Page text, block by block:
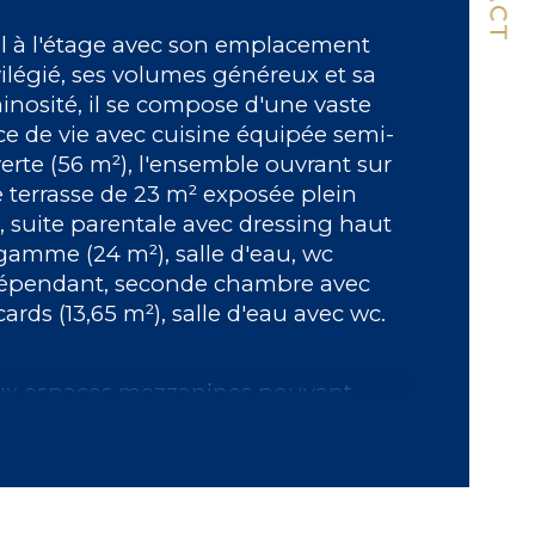
de niveaux
à l'étage avec son emplacement
ses volumes généreux et sa
il se compose d'une vaste
de vie avec cuisine équipée semi-
(56 m²), l'ensemble ouvrant sur
terrasse de 23 m² exposée plein
suite parentale avec dressing haut
(24 m²), salle d'eau, wc
seconde chambre avec
(13,65 m²), salle d'eau avec wc.
espaces mezzanines pouvant